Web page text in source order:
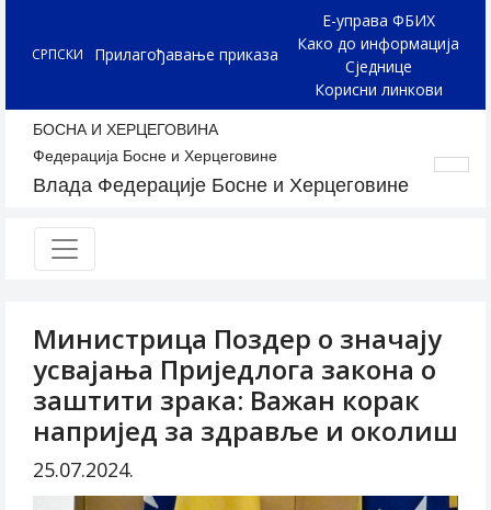
СРПСКИ Прилагођавање приказа
Е-управа ФБИХ
Како до информација
Сједнице
Корисни линкови
БОСНА И ХЕРЦЕГОВИНА
Федерација Босне и Херцеговине
Влада Федерације Босне и Херцеговине
Министрица Поздер о значају
усвајања Приједлога закона о
заштити зрака: Важан корак
напријед за здравље и околиш
25.07.2024.